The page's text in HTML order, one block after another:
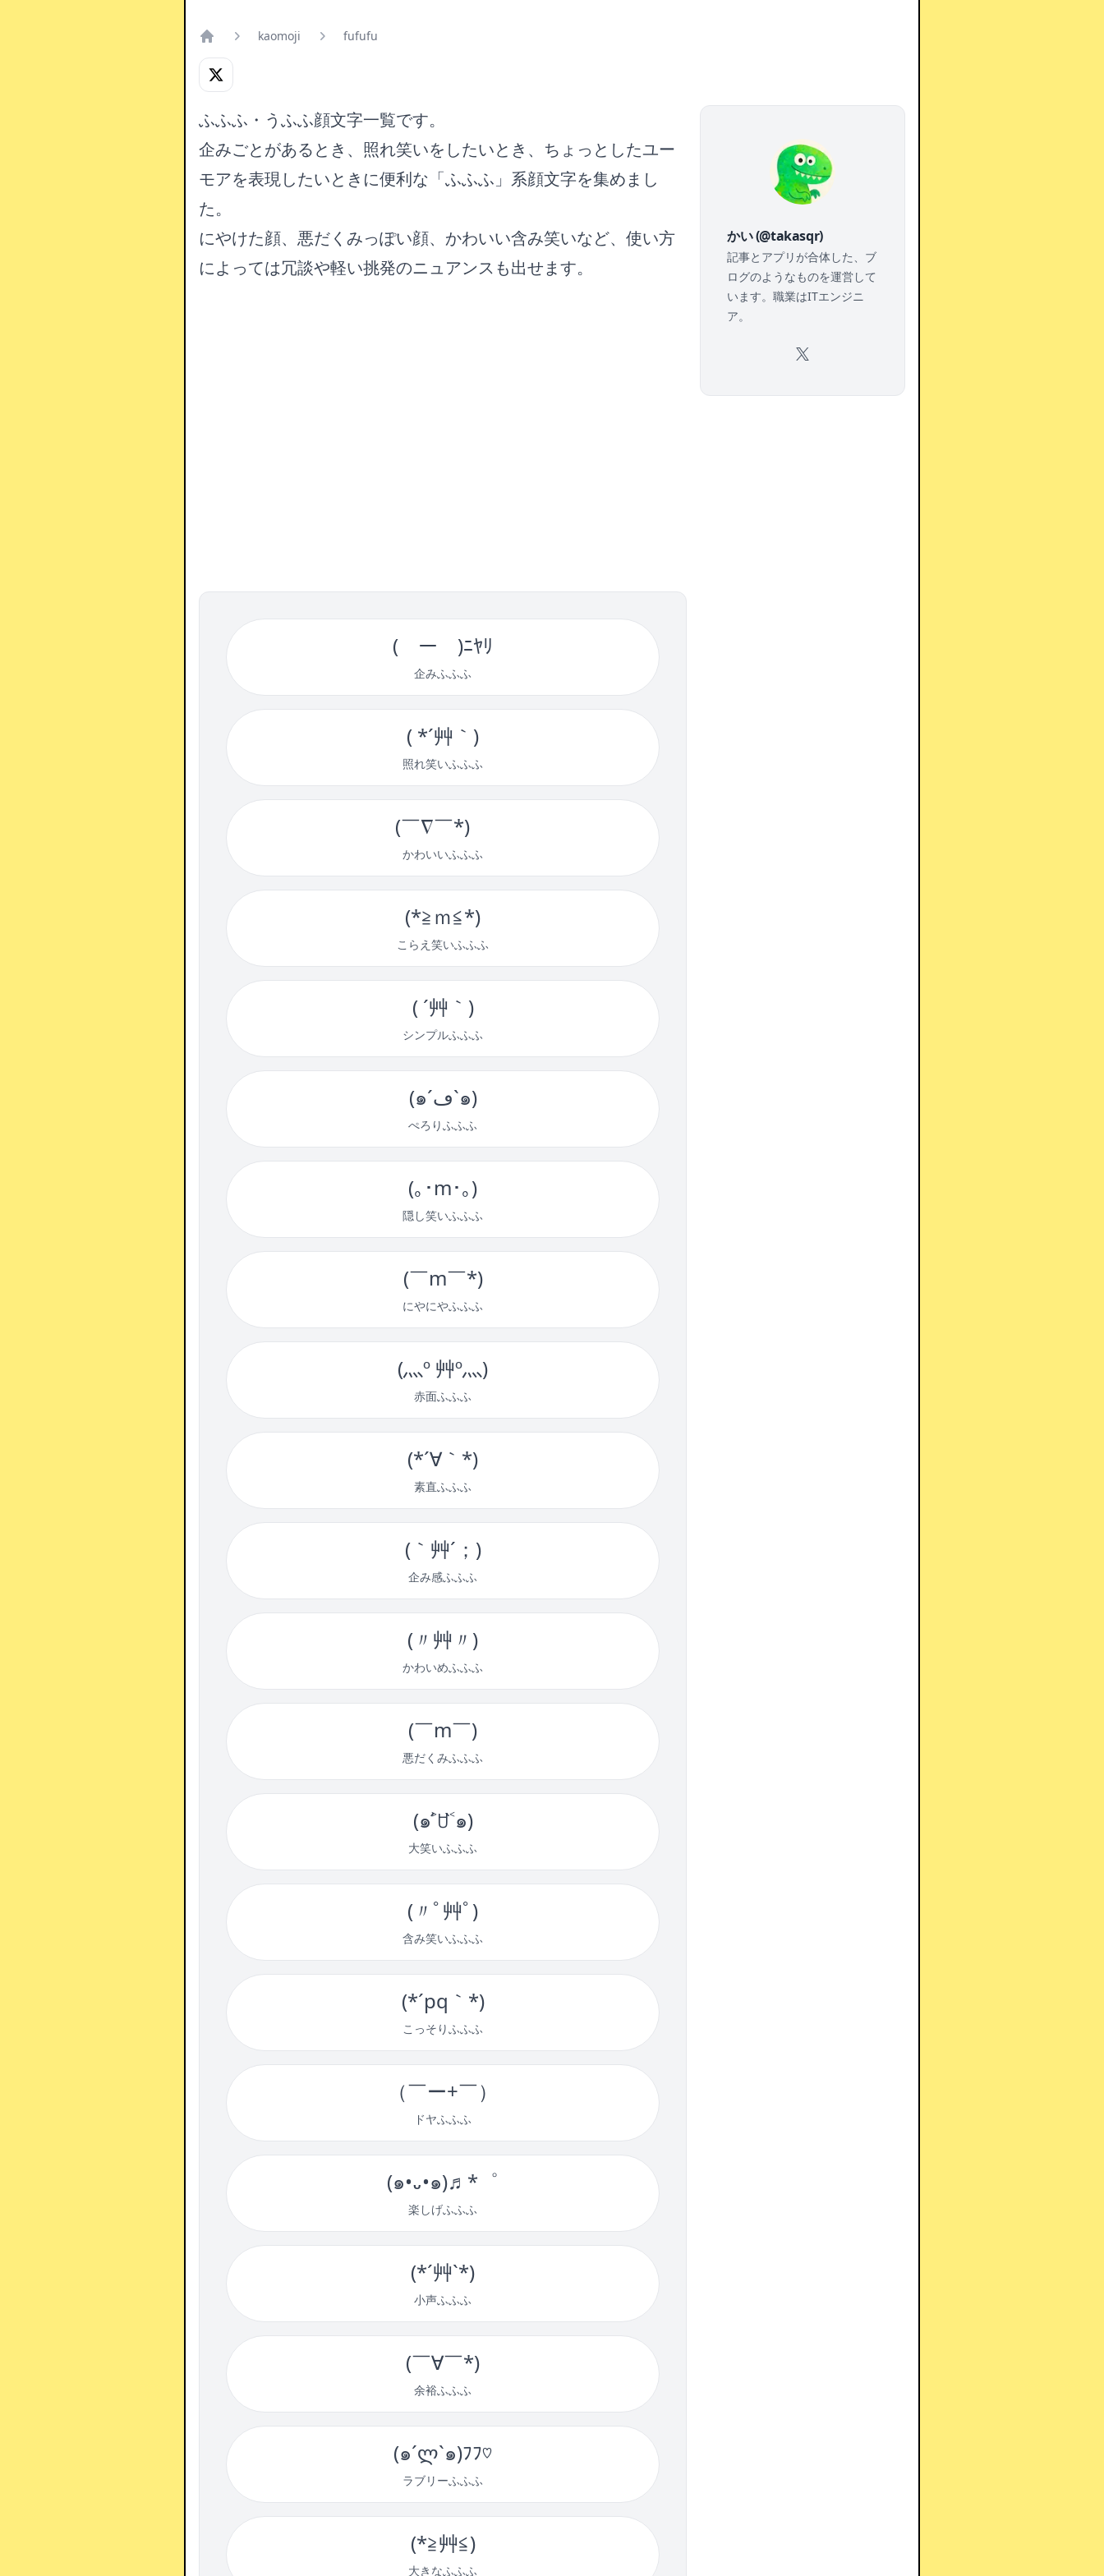
Home
kaomoji fufufu
ふふふ・うふふ顔文字一覧です。
企みごとがあるとき、照れ笑いをしたいとき、ちょっとしたユー
モアを表現したいときに便利な「ふふふ」系顔文字を集めまし
た。
にやけた顔、悪だくみっぽい顔、かわいい含み笑いなど、使い方
によっては冗談や軽い挑発のニュアンスも出せます。
(￣ー￣)ﾆﾔﾘ
企みふふふ
( *´艸｀)
照れ笑いふふふ
(￣∇￣*)ゞ
かわいいふふふ
(*≧ｍ≦*)
こらえ笑いふふふ
( ´艸｀)
シンプルふふふ
(๑´ڡ`๑)
ぺろりふふふ
(｡･m･｡)
隠し笑いふふふ
(￣m￣*)
にやにやふふふ
(灬º 艸º灬)
赤面ふふふ
(*´∀｀*)
素直ふふふ
(｀艸´；)
企み感ふふふ
(〃艸〃)
かわいめふふふ
(￣m￣)
悪だくみふふふ
(๑˃́ꇴ˂̀๑)
大笑いふふふ
(〃ﾟ艸ﾟ)
含み笑いふふふ
(*´pq｀*)
こっそりふふふ
（￣ー+￣）
ドヤふふふ
(๑•᎑•๑)♬*゜
楽しげふふふ
(*´艸`*)
小声ふふふ
(￣∀￣*)
余裕ふふふ
(๑´ლ`๑)ﾌﾌ♡
ラブリーふふふ
(*≧艸≦)
大きなふふふ
かい (@takasqr)
記事とアプリが合体した、ブ
ログのようなものを運営して
います。職業はITエンジニ
ア。
X